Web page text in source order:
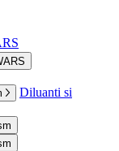
Diluanti si